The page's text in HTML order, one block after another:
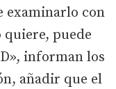
examinarlo con
puede
informan los
añadir que el